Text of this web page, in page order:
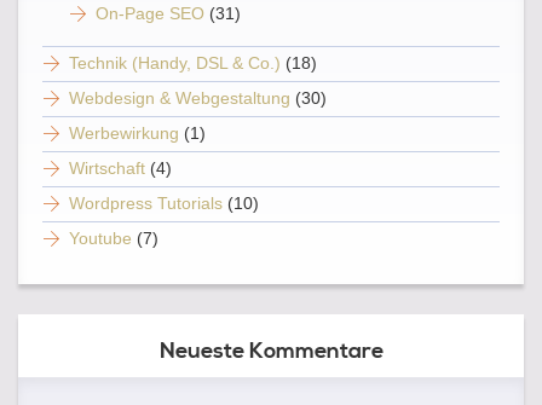
On-Page SEO (31)
Technik (Handy, DSL & Co.) (18)
Webdesign & Webgestaltung (30)
Werbewirkung (1)
Wirtschaft (4)
Wordpress Tutorials (10)
Youtube (7)
Neueste Kommentare